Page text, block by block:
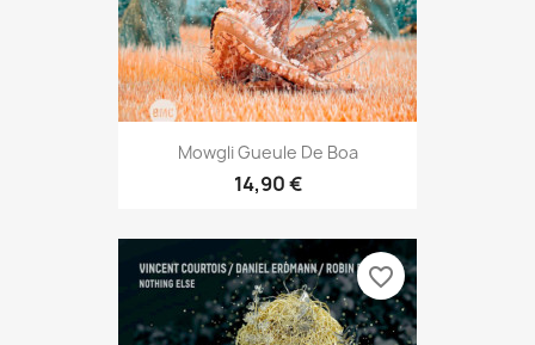
Mowgli Gueule De Boa
14,90 €
favorite_border